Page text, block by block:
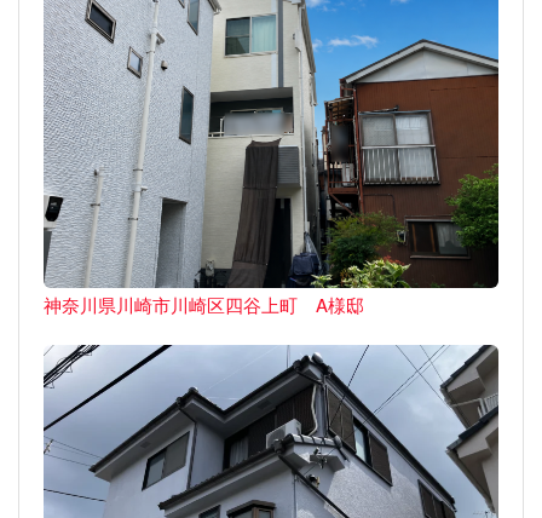
神奈川県川崎市川崎区四谷上町 A様邸